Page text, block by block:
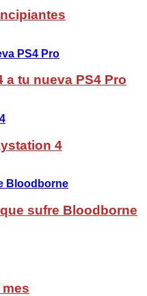
tu nueva PS4 Pro
4
sufre Bloodborne